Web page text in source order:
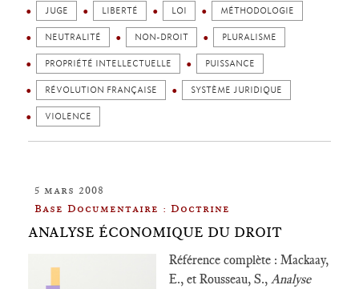
JUGE LIBERTÉ LOI MÉTHODOLOGIE
NEUTRALITÉ NON-DROIT PLURALISME
PROPRIÉTÉ INTELLECTUELLE PUISSANCE
RÉVOLUTION FRANÇAISE SYSTÈME JURIDIQUE
VIOLENCE
5 mars 2008
Base Documentaire : Doctrine
ANALYSE ÉCONOMIQUE DU DROIT
Référence complète : Mackaay,
E., et Rousseau, S., Analyse